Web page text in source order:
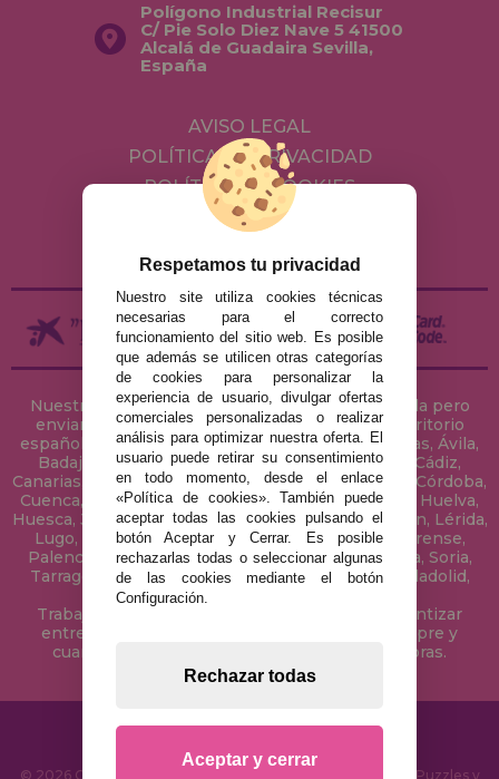
Polígono Industrial Recisur
C/ Pie Solo Diez Nave 5 41500
Alcalá de Guadaira Sevilla,
España
AVISO LEGAL
POLÍTICA DE PRIVACIDAD
POLÍTICA DE COOKIES
ENVÍOS Y DEVOLUCIONES
Nuestra tienda de puzzles está ubicada en Sevilla pero
enviamos tus puzzles a cualquier ciudad del territorio
español: Álava, Albacete, Alicante, Almería, Asturias, Ávila,
Badajoz, Baleares, Barcelona, Burgos, Cáceres, Cádiz,
Canarias, Cantabria, Castellón, Ceuta, Ciudad Real, Córdoba,
Cuenca, Gerona, Granada, Guadalajara, Guipúzcoa, Huelva,
Huesca, Jaén, La Coruña, La Rioja, Las Palmas, Leon, Lérida,
Lugo, Madrid, Málaga, Melilla, Murcia, Navarra, Orense,
Palencia, Pontevedra, Salamanca, Segovia, Sevilla, Soria,
Tarragona, Tenerife, Teruel, Toledo, Valencia, Valladolid,
Vizcaya, Zamora y Zaragoza.
Trabajamos con Stocks permanentes para garantizar
entregas rápidas en territorio peninsular, siempre y
cuando el pedido se realice antes de las 18 horas.
© 2026 CasaDelPuzzle.com - Tienda Online para comprar Puzzles y
Respetamos tu privacidad
Nuestro site utiliza cookies técnicas
necesarias para el correcto
funcionamiento del sitio web. Es posible
que además se utilicen otras categorías
de cookies para personalizar la
experiencia de usuario, divulgar ofertas
comerciales personalizadas o realizar
análisis para optimizar nuestra oferta. El
usuario puede retirar su consentimiento
en todo momento, desde el enlace
«Política de cookies». También puede
aceptar todas las cookies pulsando el
botón Aceptar y Cerrar. Es posible
rechazarlas todas o seleccionar algunas
de las cookies mediante el botón
Configuración.
Rechazar todas
Aceptar y cerrar